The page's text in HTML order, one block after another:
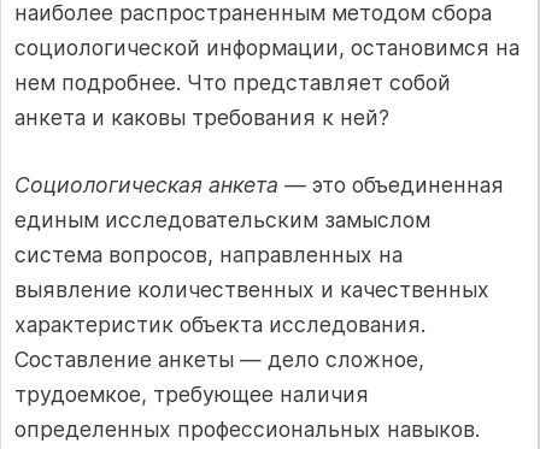
наиболее распространенным методом сбора
социологической информации, остановимся на
нем подробнее. Что представляет собой
анкета и каковы требования к ней?
Социологическая анкета — это объединенная
единым исследовательским замыслом
система вопросов, направленных на
выявление количественных и качественных
характеристик объекта исследования.
Составление анкеты — дело сложное,
трудоемкое, требующее наличия
определенных профессиональных навыков.